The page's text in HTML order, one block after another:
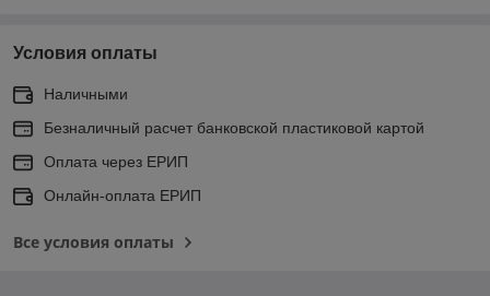
Условия оплаты
Наличными
Безналичный расчет банковской пластиковой картой
Оплата через ЕРИП
Онлайн-оплата ЕРИП
Все условия оплаты